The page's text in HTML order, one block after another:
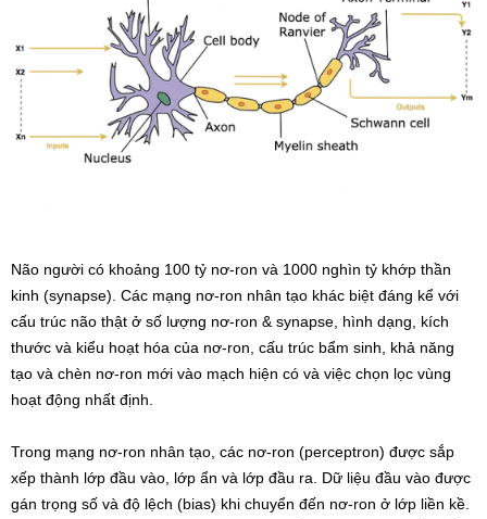
Não người có khoảng 100 tỷ nơ-ron và 1000 nghìn tỷ khớp thần
kinh (synapse). Các mạng nơ-ron nhân tạo khác biệt đáng kể với
cấu trúc não thật ở số lượng nơ-ron & synapse, hình dạng, kích
thước và kiểu hoạt hóa của nơ-ron, cấu trúc bẩm sinh, khả năng
tạo và chèn nơ-ron mới vào mạch hiện có và việc chọn lọc vùng
hoạt động nhất định.
Trong mạng nơ-ron nhân tạo, các nơ-ron (perceptron) được sắp
xếp thành lớp đầu vào, lớp ẩn và lớp đầu ra. Dữ liệu đầu vào được
gán trọng số và độ lệch (bias) khi chuyển đến nơ-ron ở lớp liền kề.